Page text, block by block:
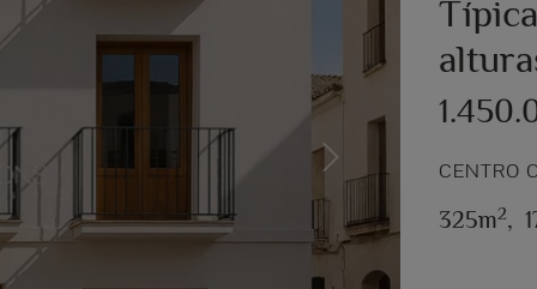
Next CENTRO
325m2,